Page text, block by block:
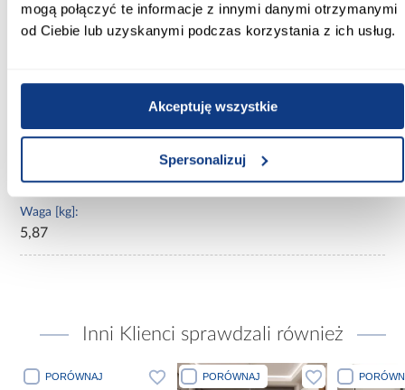
mogą połączyć te informacje z innymi danymi otrzymanymi
od Ciebie lub uzyskanymi podczas korzystania z ich usług.
Akceptuję wszystkie
Spersonalizuj
Cokół w kolorze korpusu:
Nie
Dodatkowe informacje:
uchwyty należy zamówić z dostępnej oferty, dedykowane
Waga [kg]:
5,87
Inni Klienci sprawdzali również
PORÓWNAJ PORÓWNAJ